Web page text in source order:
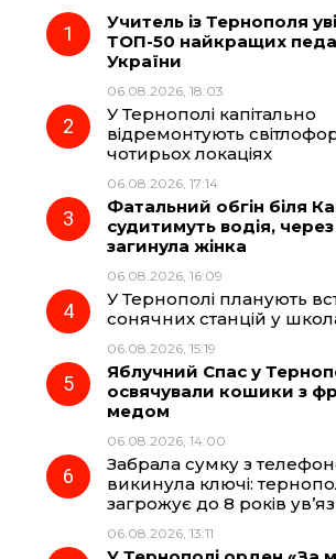
e
o
k
e
r
a
m
Учитель із Тернополя
ТОП-50 найкращих
України
06.08.2026, 18:03
У Тернополі капітально
відремонтують
чотирьох локаціях
06.08.2026, 17:14
Фатальний обгін біля
судитимуть водія,
загинула жінка
06.08.2026, 16:09
У Тернополі планують
сонячних станцій у
06.08.2026, 15:19
Яблучний Спас у
освячували кошики з
медом
06.08.2026, 14:00
Забрала сумку з
викинула ключі:
загрожує до 8 років
06.08.2026, 13:11